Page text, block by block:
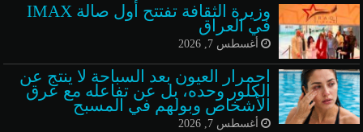
وزيرة الثقافة تفتتح أول صالة IMAX
في العراق
أغسطس 7, 2026
احمرار العيون بعد السباحة لا ينتج عن
الكلور وحده، بل عن تفاعله مع عرق
الأشخاص وبولهم في المسبح
أغسطس 7, 2026